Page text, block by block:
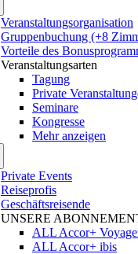
Veranstaltungsorganisation
Gruppenbuchung (+8
Vorteile des
Veranstaltungsarten
Tagung
Private
Seminare
Kongresse
Mehr anzeigen
Private Events
Reiseprofis
Geschäftsreisende
UNSERE
ALL Accor+
ALL Accor+ ibis